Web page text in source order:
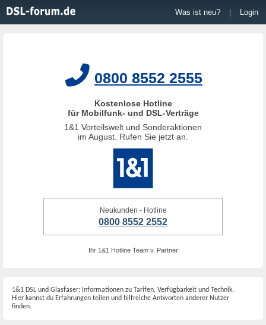
Was ist neu? Login
0800 8552 2555
Kostenlose Hotline
für Mobilfunk- und DSL-Verträge
1&1 Vorteilswelt und Sonderaktionen
im August. Rufen Sie jetzt an.
Neukunden - Hotline
0800 8552 2552
Ihr 1&1 Hotline Team v. Partner
1&1 DSL und Glasfaser: Informationen zu Tarifen, Verfügbarkeit und Technik.
Hier kannst du Erfahrungen teilen und hilfreiche Antworten anderer Nutzer
finden.